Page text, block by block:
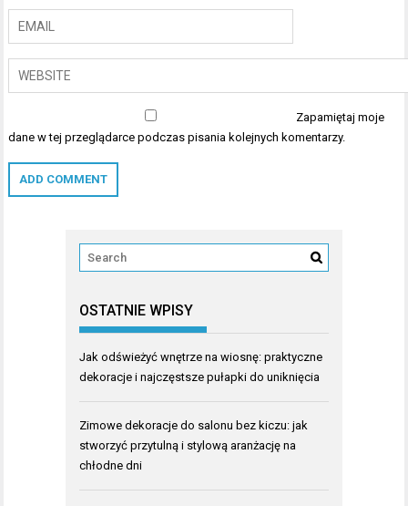
Zapamiętaj moje
dane w tej przeglądarce podczas pisania kolejnych komentarzy.
OSTATNIE WPISY
Jak odświeżyć wnętrze na wiosnę: praktyczne
dekoracje i najczęstsze pułapki do uniknięcia
Zimowe dekoracje do salonu bez kiczu: jak
stworzyć przytulną i stylową aranżację na
chłodne dni